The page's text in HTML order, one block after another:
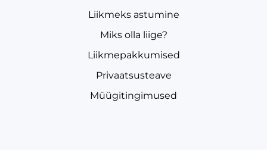
Liikmeks astumine
Miks olla liige?
Liikmepakkumised
Privaatsusteave
Müügitingimused